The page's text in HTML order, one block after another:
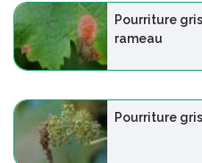
Pourriture
rameau
Pourriture